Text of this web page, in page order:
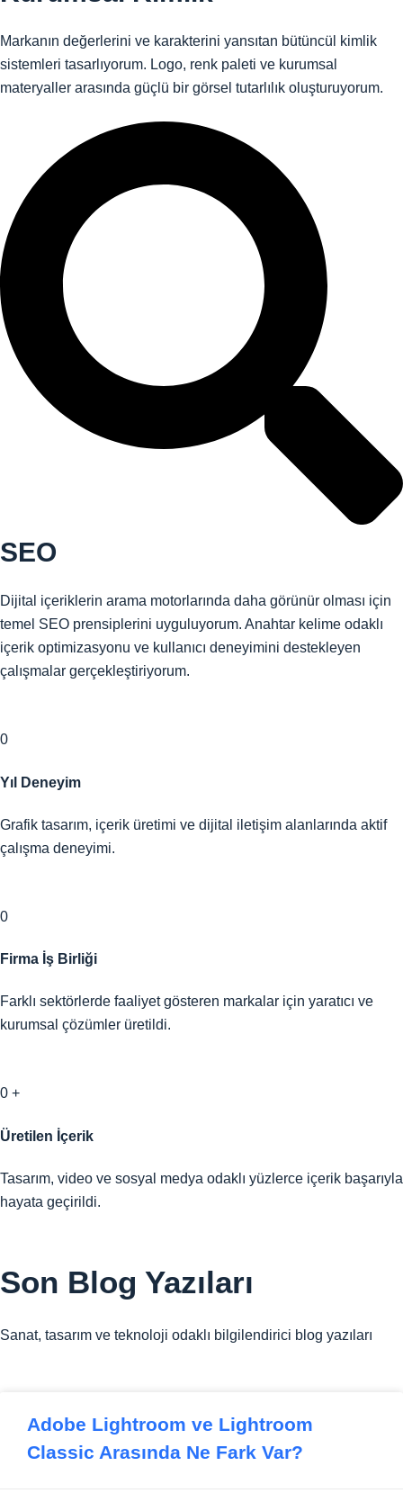
Markanın değerlerini ve karakterini yansıtan bütüncül kimlik
sistemleri tasarlıyorum. Logo, renk paleti ve kurumsal
materyaller arasında güçlü bir görsel tutarlılık oluşturuyorum.
SEO
Dijital içeriklerin arama motorlarında daha görünür olması için
temel SEO prensiplerini uyguluyorum. Anahtar kelime odaklı
içerik optimizasyonu ve kullanıcı deneyimini destekleyen
çalışmalar gerçekleştiriyorum.
0
Yıl Deneyim
Grafik tasarım, içerik üretimi ve dijital iletişim alanlarında aktif
çalışma deneyimi.
0
Firma İş Birliği
Farklı sektörlerde faaliyet gösteren markalar için yaratıcı ve
kurumsal çözümler üretildi.
0 +
Üretilen İçerik
Tasarım, video ve sosyal medya odaklı yüzlerce içerik başarıyla
hayata geçirildi.
Son Blog Yazıları
Sanat, tasarım ve teknoloji odaklı bilgilendirici blog yazıları
Adobe Lightroom ve Lightroom
Classic Arasında Ne Fark Var?